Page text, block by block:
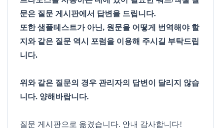
문은 질문 게시판에서 답변을 드립니다.
또한 샘플테스트가 아닌, 원문을 어떻게 번역해야 할
지와 같은 질문 역시 포럼을 이용해 주시길 부탁드립
니다.
위와 같은 질문의 경우 관리자의 답변이 달리지 않습
니다. 양해바랍니다.
질문 게시판으로 옮겼습니다. 안내 감사합니다!